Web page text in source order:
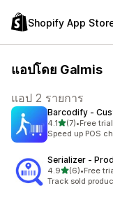
Shopify App
แอปโดย Galmis
แอป 2 รายการ
Barcodify ‑
4.1เต็ม 5 ดาว
(7)
ทั้งหมด 7 รีวิว
•Free
Speed up POS
Serializer ‑
4.9เต็ม 5 ดาว
(6)
ทั้งหมด 6 รีวิว
•Free
Track sold